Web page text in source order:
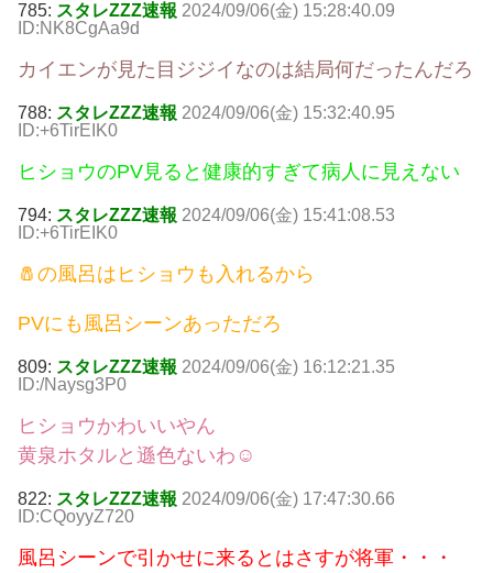
785: スタレZZZ速報 2024/09/06(金) 15:28:40.09
ID:NK8CgAa9d
カイエンが見た目ジジイなのは結局何だったんだろ
788: スタレZZZ速報 2024/09/06(金) 15:32:40.95
ID:+6TirEIK0
ヒショウのPV見ると健康的すぎて病人に見えない
794: スタレZZZ速報 2024/09/06(金) 15:41:08.53
ID:+6TirEIK0
🧂の風呂はヒショウも入れるから
PVにも風呂シーンあっただろ
809: スタレZZZ速報 2024/09/06(金) 16:12:21.35
ID:/Naysg3P0
ヒショウかわいいやん
黄泉ホタルと遜色ないわ☺
822: スタレZZZ速報 2024/09/06(金) 17:47:30.66
ID:CQoyyZ720
風呂シーンで引かせに来るとはさすが将軍・・・